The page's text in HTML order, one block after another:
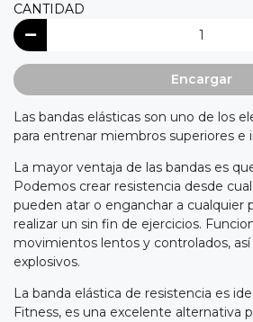
CANTIDAD
Encargar
Las bandas elásticas son uno de los
para entrenar miembros superiores e
La mayor ventaja de las bandas es
Podemos crear resistencia desde
pueden atar o enganchar a cualquier
realizar un sin fin de ejercicios.
movimientos lentos y controlados,
explosivos.
La banda elástica de resistencia es
Fitness, es una excelente alternativa